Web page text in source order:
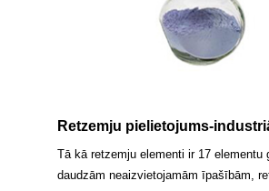
Retzemju pielietojums-
Tā kā retzemju elementi ir 17 elementu
daudzām neaizvietojamām īpašībām,